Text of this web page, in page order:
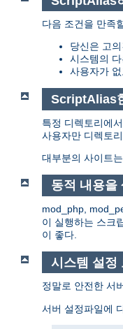
다음 조건을 만족
당신은 고
시스템의
사용자가
ScriptAlias
특정 디렉토리에
사용자만 디렉토
대부분의 사이트
동적 내용을
mod_php,
이 실행하는 스크
이 좋다.
시스템 설정
정말로 안전한 서
서버 설정파일에